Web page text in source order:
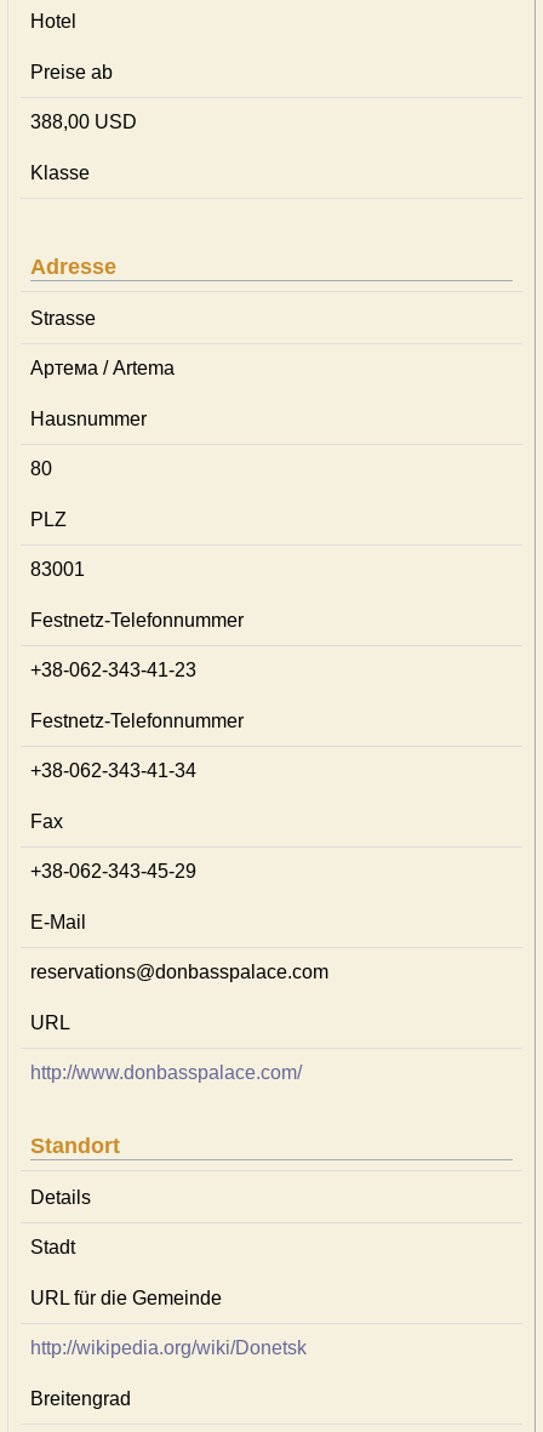
Hotel
Preise ab
388,00 USD
Klasse
Adresse
Strasse
Артема / Artema
Hausnummer
80
PLZ
83001
Festnetz-Telefonnummer
+38-062-343-41-23
Festnetz-Telefonnummer
+38-062-343-41-34
Fax
+38-062-343-45-29
E-Mail
reservations@donbasspalace.com
URL
http://www.donbasspalace.com/
Standort
Details
Stadt
URL für die Gemeinde
http://wikipedia.org/wiki/Donetsk
Breitengrad